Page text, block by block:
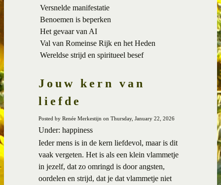
Versnelde manifestatie
Benoemen is beperken
Het gevaar van AI
Val van Romeinse Rijk en het Heden
Wereldse strijd en spiritueel besef
Jouw kern van
liefde
Posted by Renée Merkestijn on Thursday, January 22, 2026
Under: happiness
Ieder mens is in de kern liefdevol, maar is dit
vaak vergeten. Het is als een klein vlammetje
in jezelf, dat zo omringd is door angsten,
oordelen en strijd, dat je dat vlammetje niet